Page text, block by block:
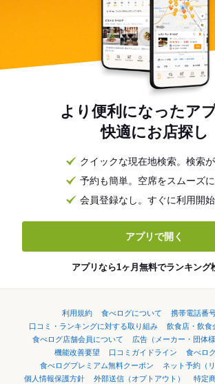
より便利になったア
快適にお店探し
クイックな現在地検索。検索
予約も簡単。空席をスムーズ
会員登録なし。すぐに利用開始
アプリで開く
アプリなら1ヶ月無料でランキング
利用規約 食べログについて
携帯電話番
口コミ・ランキングに対する取り組み
飲食店・飲食
食べログ店舗会員について
広告（メーカー・団体
機能改善要望
口コミガイドライン
食べロ
食べログプレミアム無料クーポン
ネット予約（
個人情報保護方針
外部送信（オプトアウト）
特定